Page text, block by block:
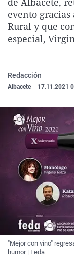
evento
Rural y que
especial,
Redacción
Albacete 17.11.2021
"Mejor con vino"
humor | Feda